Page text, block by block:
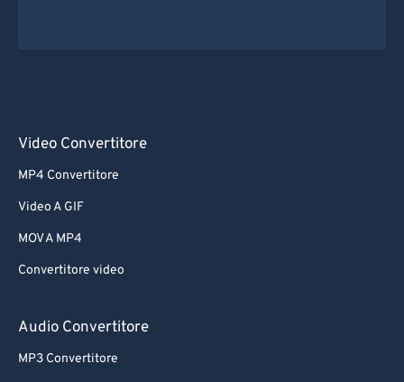
Video Convertitore
MP4 Convertitore
Video A GIF
MOV A MP4
Convertitore video
Audio Convertitore
MP3 Convertitore